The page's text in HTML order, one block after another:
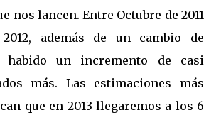
nos lancen. Entre Octubre de 2011
además de un cambio de
habido un incremento de casi
más. Las estimaciones más
que en 2013 llegaremos a los 6